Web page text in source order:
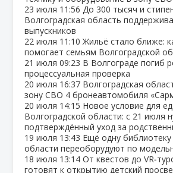
23 июля 11:56 До 300 тысяч и
Волгоградская область
выпускников
22 июля 11:10 Жильё стало ближе:
помогает семьям Волгоградской
21 июля 09:23 В Волгограде погиб
процессуальная проверка
20 июля 16:37 Волгоградская
зону СВО 4 бронеавтомобиля
20 июля 14:15 Новое условие для
Волгоградской области: с 21 июля
подтверждённый уход за
19 июля 13:43 Ещё одну библиотеку
области переоборудуют по
18 июля 13:14 От квестов до
готовят к открытию детский